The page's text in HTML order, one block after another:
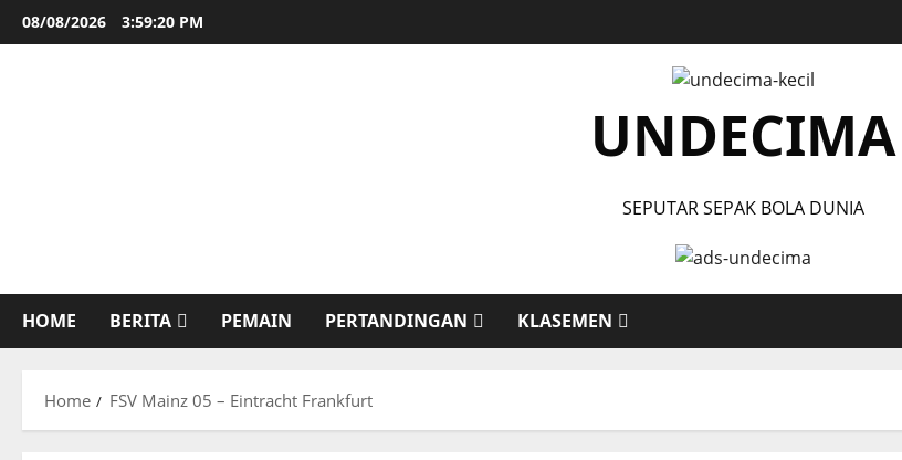
Skip
to
08/08/2026 3:59:21 PM
UNDECIMA
SEPUTAR SEPAK BOLA DUNIA
HOME BERITA PEMAIN PERTANDINGAN KLASEMEN
Home FSV Mainz 05 – Eintracht Frankfurt